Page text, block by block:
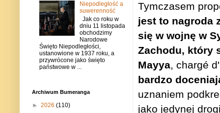
Tymczasem
jest to nagroda
się w wojnę w
Zachodu, który
Mayya, chargé
bardzo
uznaniem
jako jedynej
Niepodległość a
suwerenność
Jak co roku w
dniu 11 listopada
obchodzimy
Narodowe
Święto Niepodległości,
ustanowione w 1937 roku, a
przywrócone jako święto
państwowe w ...
Archiwum Bumeranga
► 2026 (110)